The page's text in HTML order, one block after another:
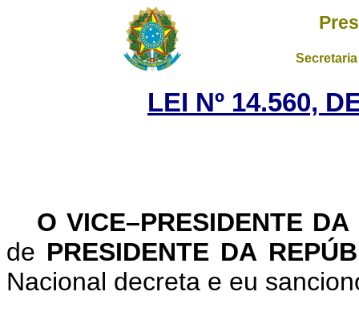
LEI Nº 14.560,
O VICE–PRESIDENTE
de PRESIDENTE DA
Nacional decreta e eu